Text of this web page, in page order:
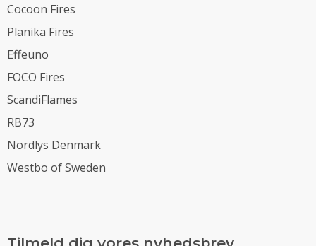
Cocoon Fires
Planika Fires
Effeuno
FOCO Fires
ScandiFlames
RB73
Nordlys Denmark
Westbo of Sweden